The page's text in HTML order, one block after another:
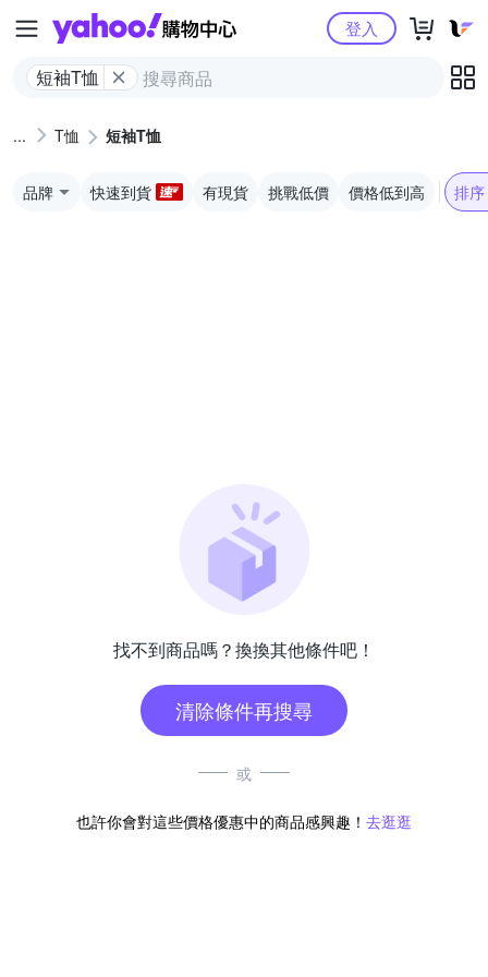
Yahoo購物中心
短袖T恤
登入
T恤 短袖T恤
品牌 快速到貨 有現貨 挑戰低價 價格低到高 排序
找不到商品嗎？換換其他條件吧！
清除條件再搜尋
或
也許你會對這些價格優惠中的商品感興趣！ 去逛逛